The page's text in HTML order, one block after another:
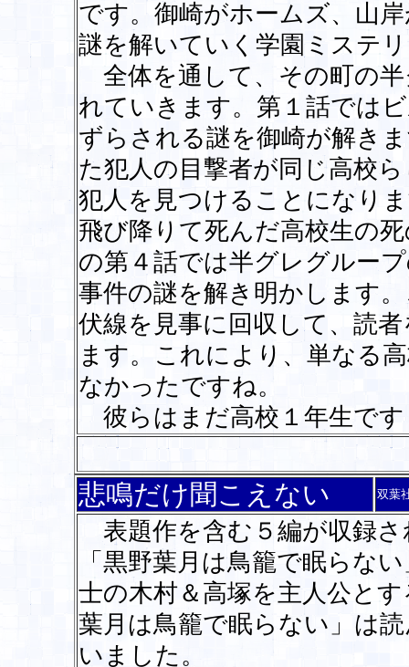
です。御崎がホームズ、山
謎を解いていく学園ミステ
全体を通して、その町の
れていきます。第１話では
ずらされる謎を御崎が解き
た犯人の目撃者が同じ高校
犯人を見つけることになり
飛び降りて死んだ高校生の
の第４話では半グレグルー
事件の謎を解き明かします
伏線を見事に回収して、読
ます。これにより、単なる
なかったですね。
彼らはまだ高校１年生で
悲鳴だけ聞こえない 双葉
表題作を含む５編が収録
「黒野葉月は鳥籠で眠らな
士の木村＆高塚を主人公と
葉月は鳥籠で眠らない」は
いました。